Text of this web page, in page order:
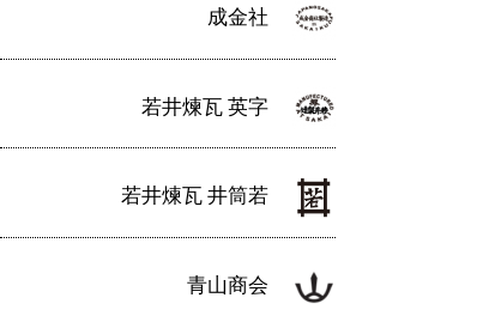
成金社
若井煉瓦 英字
若井煉瓦 井筒若
青山商会